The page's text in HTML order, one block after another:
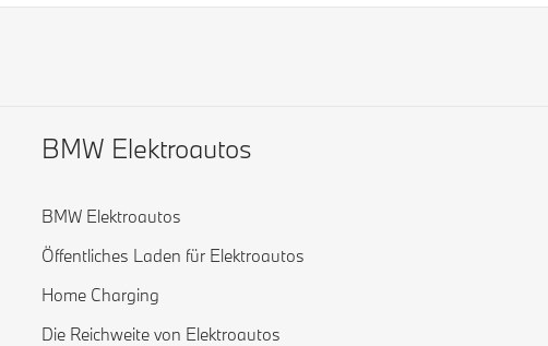
BMW Elektroautos
BMW Elektroautos
Öffentliches Laden für Elektroautos
Home Charging
Die Reichweite von Elektroautos